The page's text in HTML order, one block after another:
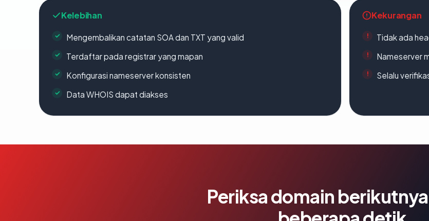
Kelebihan
Mengembalikan catatan SOA dan TXT yang valid
Terdaftar pada registrar yang mapan
Konfigurasi nameserver konsisten
Data WHOIS dapat diakses
Kekurangan
Tidak ada
Nameserver
Selalu
Periksa domain